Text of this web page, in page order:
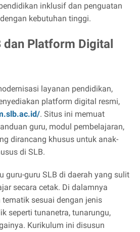
inklusif dan penguatan
kebutuhan tinggi.
dan Platform Digital
layanan pendidikan,
platform digital resmi,
. Situs ini memuat
guru, modul pembelajaran,
dirancang khusus untuk anak-
di SLB.
guru-guru SLB di daerah yang sulit
secara cetak. Di dalamnya
sesuai dengan jenis
seperti tunanetra, tunarungu,
Kurikulum ini disusun